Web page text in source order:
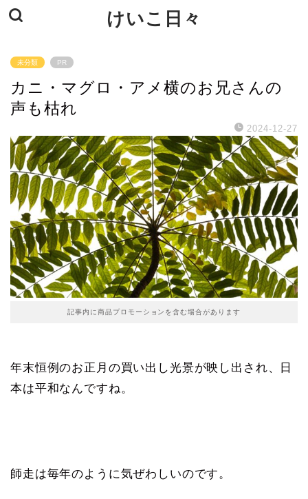
けいこ日々
未分類 PR
カニ・マグロ・アメ横のお兄さんの
声も枯れ
2024-12-27
記事内に商品プロモーションを含む場合があります
年末恒例のお正月の買い出し光景が映し出され、日
本は平和なんですね。
師走は毎年のように気ぜわしいのです。